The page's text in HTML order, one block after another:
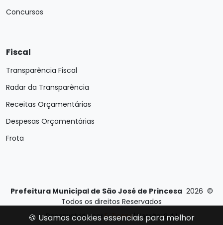
Concursos
Fiscal
Transparência Fiscal
Radar da Transparência
Receitas Orçamentárias
Despesas Orçamentárias
Frota
Prefeitura Municipal de São José de Princesa 2026 ©
Todos os direitos Reservados
Desenvolvido porE-Ticons| Versão: 2.4.1
🍪 Usamos cookies essenciais para melhor